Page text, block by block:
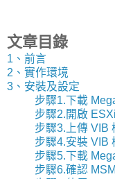
文章目錄
1、前言
2、實作環境
3、安裝及設定
步驟1.下載
步驟2.開啟
步驟3.上傳 VIB
步驟4.安裝 VIB
步驟5.下載
步驟6.確認